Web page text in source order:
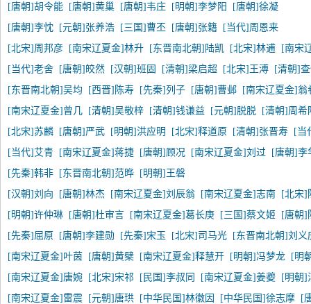
[唐朝]胡令能
[唐朝]黄巢 [唐朝]韦庄 [明朝]李梦阳
[唐朝]徐凝
[唐朝]李忱
[元朝]张养浩 [三国]曹丕 [唐朝]张籍
[当代]周恩来
[北宋]周邦彦
[南宋辽夏金]林升 [东晋南北朝]陆凯 [北宋]林逋
[南宋
[当代]老舍
[唐朝]皎然 [汉朝]班固 [清朝]梁启超 [北宋]王溥
[清朝]
[东晋南北朝]吴均
[西晋]陈寿 [先秦]列子 [唐朝]曹邺
[南宋辽夏金]翁
[南宋辽夏金]曾几
[清朝]吴敬梓 [清朝]钱谦益 [元朝]脱脱
[清朝]周希
[北宋]苏麟
[唐朝]严武 [明朝]洪应明 [北宋]释道原 [清朝]张晋寿
[当
[当代]艾青
[南宋辽夏金]蒋捷 [唐朝]顾况 [南宋辽夏金]刘过
[唐朝]李
[先秦]韩非
[东晋南北朝]范晔
[明朝]王磐
[汉朝]刘向
[唐朝]林杰 [南宋辽夏金]刘辰翁 [南宋辽夏金]志南
[北宋]
[明朝]许仲琳
[唐朝]杜审言 [南宋辽夏金]葛长庚 [三国]蔡文姬
[唐朝]
[先秦]屈原
[唐朝]李建勋 [先秦]宋玉 [北宋]司马光
[东晋南北朝]刘义
[南宋辽夏金]叶茵
[唐朝]黄檗 [南宋辽夏金]释慧开 [明朝]冯梦龙
[明
[南宋辽夏金]唐婉
[北宋]宋祁 [民国]李叔同 [南宋辽夏金]姜夔
[明朝]
[南宋辽夏金]雷震
[元朝]唐珙 [中华民国]林徽因 [中华民国]徐志摩
[